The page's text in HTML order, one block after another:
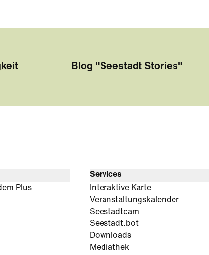
Blog "Seestadt Stories"
Plus
Services
Interaktive Karte
Veranstaltungskalender
Seestadtcam
Seestadt.bot
Downloads
Mediathek